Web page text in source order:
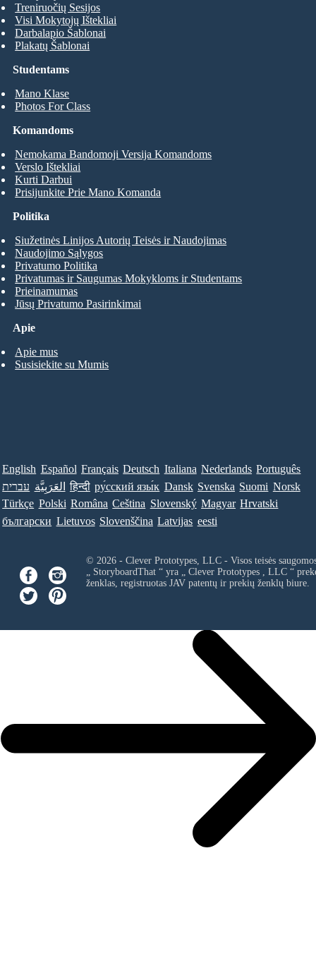
Studentams
Mano Klase
Photos For Class
Treniruočių Sesijos
Visi Mokytojų Ištekliai
Darbalapio Šablonai
Plakatų Šablonai
Komandoms
Nemokama Bandomoji Versija Komandoms
Verslo Ištekliai
Kurti Darbui
Prisijunkite Prie Mano Komanda
Apie
Apie mus
Susisiekite su Mumis
Politika
Siužetinės Linijos Autorių Teisės ir Naudojimas
Naudojimo Sąlygos
Privatumo Politika
Privatumas ir Saugumas Mokykloms ir Studentams
Prieinamumas
Jūsų Privatumo Pasirinkimai
English Español Français Deutsch Italiana Nederlands Português
עברית العَرَبِيَّة हिन्दी ру́сский язы́к Dansk Svenska Suomi Norsk
Türkçe Polski Româna Ceština Slovenský Magyar Hrvatski
български Lietuvos Slovenščina Latvijas eesti
© 2026 - Clever Prototypes, LLC - Visos teisės
„ StoryboardThat “ yra „ Clever Prototypes , LLC“
ženklas, registruotas JAV patentų ir prekių ženklų biure.